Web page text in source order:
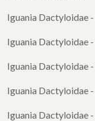
Iguania Dactyloidae -
Iguania Dactyloidae -
Iguania Dactyloidae -
Iguania Dactyloidae -
Iguania Dactyloidae -